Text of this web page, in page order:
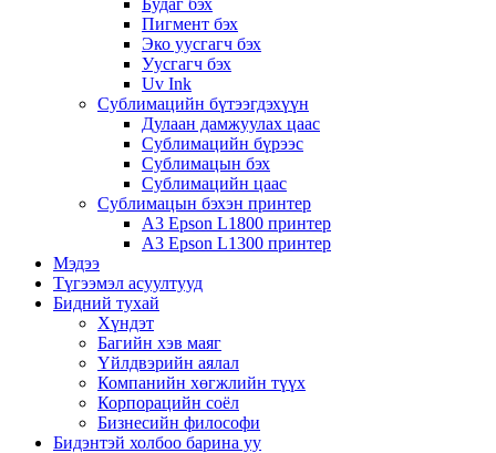
Будаг бэх
Пигмент бэх
Эко уусгагч бэх
Уусгагч бэх
Uv Ink
Сублимацийн бүтээгдэхүүн
Дулаан дамжуулах цаас
Сублимацийн бүрээс
Сублимацын бэх
Сублимацийн цаас
Сублимацын бэхэн принтер
A3 Epson L1800 принтер
A3 Epson L1300 принтер
Мэдээ
Түгээмэл асуултууд
Бидний тухай
Хүндэт
Багийн хэв маяг
Үйлдвэрийн аялал
Компанийн хөгжлийн түүх
Корпорацийн соёл
Бизнесийн философи
Бидэнтэй холбоо барина уу